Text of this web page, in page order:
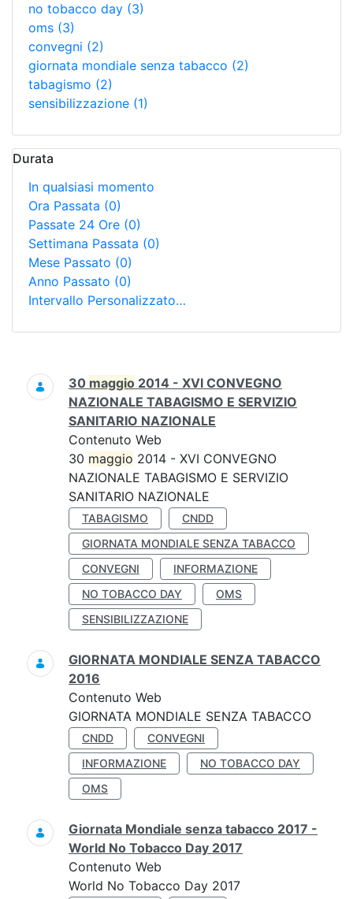
no tobacco day (3)
oms (3)
convegni (2)
giornata mondiale senza tabacco (2)
tabagismo (2)
sensibilizzazione (1)
Durata
In qualsiasi momento
Ora Passata (0)
Passate 24 Ore (0)
Settimana Passata (0)
Mese Passato (0)
Anno Passato (0)
Intervallo Personalizzato…
Ricerca
30 maggio 2014 - XVI CONVEGNO
NAZIONALE TABAGISMO E SERVIZIO
SANITARIO NAZIONALE
Contenuto Web
30 maggio 2014 - XVI CONVEGNO
NAZIONALE TABAGISMO E SERVIZIO
SANITARIO NAZIONALE
TABAGISMO
CNDD
GIORNATA MONDIALE SENZA TABACCO
CONVEGNI
INFORMAZIONE
NO TOBACCO DAY
OMS
SENSIBILIZZAZIONE
GIORNATA MONDIALE SENZA TABACCO
2016
Contenuto Web
GIORNATA MONDIALE SENZA TABACCO
CNDD
CONVEGNI
INFORMAZIONE
NO TOBACCO DAY
OMS
Giornata Mondiale senza tabacco 2017 -
World No Tobacco Day 2017
Contenuto Web
World No Tobacco Day 2017